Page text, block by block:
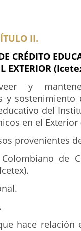
II.
CRÉDITO
EXTERIOR
y
y sostenimiento
del
en el Exterior
provenientes
de
hace relación